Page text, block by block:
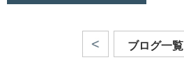
ブログ一覧